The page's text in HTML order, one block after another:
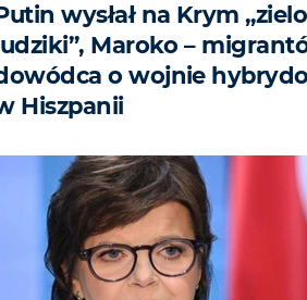
wysłał na Krym
Maroko –
o wojnie
Hiszpanii